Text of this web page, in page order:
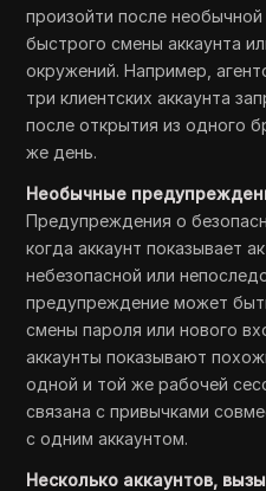
произойти после необычной
быстрого смены аккаунта
окружений. Например,
три клиентских аккаунта
после открытия из одного
же день.
Необычные
Предупреждения о
когда аккаунт показывает
небезопасной или
предупреждение может
смены пароля или нового
аккаунты показывают
одной и той же рабочей
связана с привычками
с одним аккаунтом.
Несколько аккаунтов,